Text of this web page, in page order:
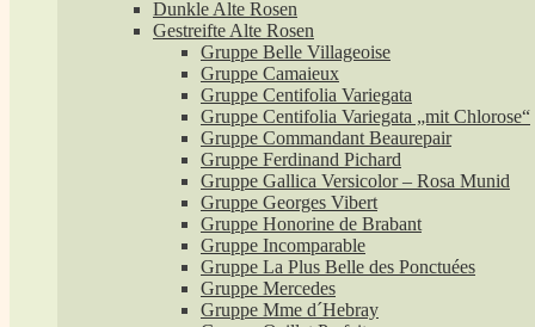
Dunkle Alte Rosen
Gestreifte Alte Rosen
Gruppe Belle Villageoise
Gruppe Camaieux
Gruppe Centifolia Variegata
Gruppe Centifolia Variegata „mit Chlorose“
Gruppe Commandant Beaurepair
Gruppe Ferdinand Pichard
Gruppe Gallica Versicolor – Rosa Munid
Gruppe Georges Vibert
Gruppe Honorine de Brabant
Gruppe Incomparable
Gruppe La Plus Belle des Ponctuées
Gruppe Mercedes
Gruppe Mme d´Hebray